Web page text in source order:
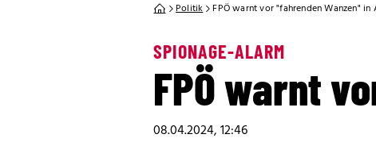
Politik FPÖ warnt vor "fahrenden Wanzen" in
SPIONAGE-ALARM
FPÖ warnt
08.04.2024, 12:46